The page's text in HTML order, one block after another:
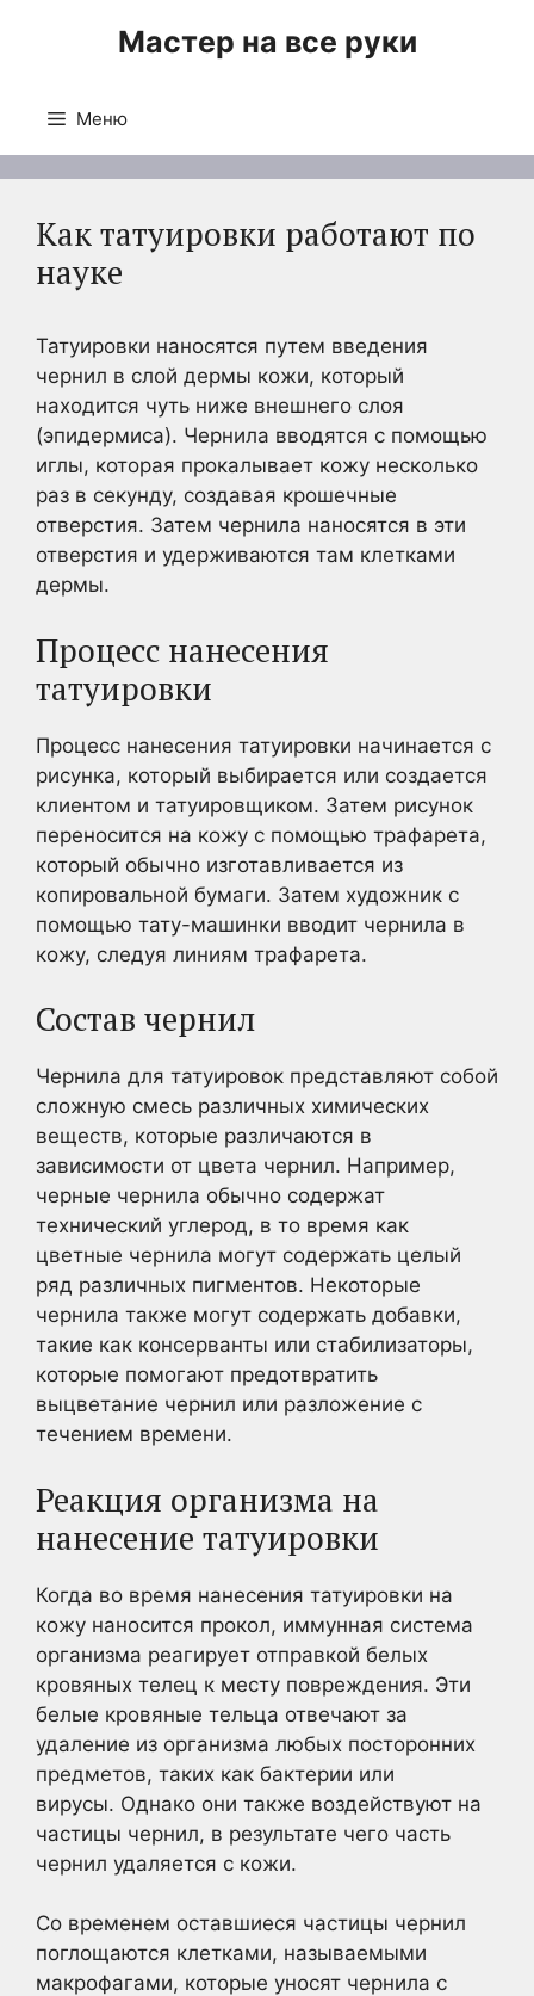
Мастер на все руки
Меню
Как татуировки работают по
науке
Татуировки наносятся путем введения
чернил в слой дермы кожи, который
находится чуть ниже внешнего слоя
(эпидермиса). Чернила вводятся с помощью
иглы, которая прокалывает кожу несколько
раз в секунду, создавая крошечные
отверстия. Затем чернила наносятся в эти
отверстия и удерживаются там клетками
дермы.
Процесс нанесения
татуировки
Процесс нанесения татуировки начинается с
рисунка, который выбирается или создается
клиентом и татуировщиком. Затем рисунок
переносится на кожу с помощью трафарета,
который обычно изготавливается из
копировальной бумаги. Затем художник с
помощью тату-машинки вводит чернила в
кожу, следуя линиям трафарета.
Состав чернил
Чернила для татуировок представляют собой
сложную смесь различных химических
веществ, которые различаются в
зависимости от цвета чернил. Например,
черные чернила обычно содержат
технический углерод, в то время как
цветные чернила могут содержать целый
ряд различных пигментов. Некоторые
чернила также могут содержать добавки,
такие как консерванты или стабилизаторы,
которые помогают предотвратить
выцветание чернил или разложение с
течением времени.
Реакция организма на
нанесение татуировки
Когда во время нанесения татуировки на
кожу наносится прокол, иммунная система
организма реагирует отправкой белых
кровяных телец к месту повреждения. Эти
белые кровяные тельца отвечают за
удаление из организма любых посторонних
предметов, таких как бактерии или
вирусы. Однако они также воздействуют на
частицы чернил, в результате чего часть
чернил удаляется с кожи.
Со временем оставшиеся частицы чернил
поглощаются клетками, называемыми
макрофагами, которые уносят чернила с